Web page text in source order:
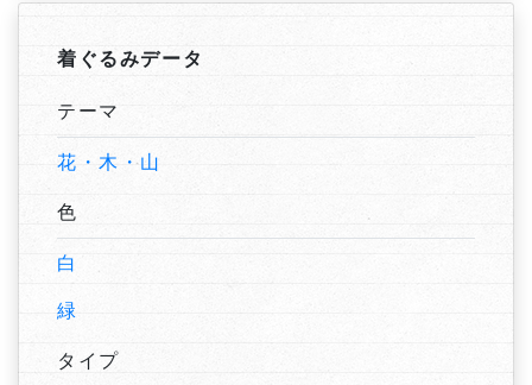
着ぐるみデータ
テーマ
花・木・山
色
白
緑
タイプ